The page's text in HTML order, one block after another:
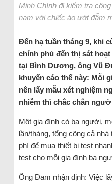
Minh Chính đi kiểm tra
nam với chiếc áo ướt đẫm
Đến hạ tuần tháng 9, khi
chính phủ đến thị sát
tại Bình Dương, ông Vũ
khuyến cáo thế này: Mỗi
nên lấy mẫu xét nghiệm
nhiễm thì chắc chắn
Một gia đình có ba người,
lần/tháng, tổng cộng cả
phí để mua thiết bị test
test cho mỗi gia đình ba
Ông Đam nhận định: Việc